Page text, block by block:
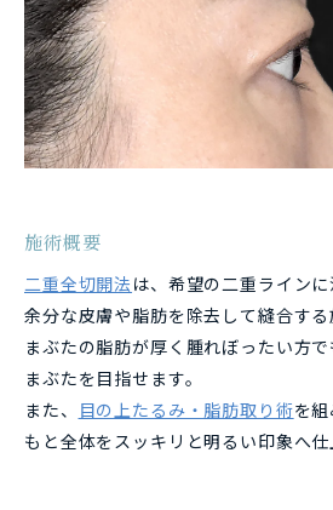
施術概要
二重全切開法 は、希望の二重ラインに
余分な皮膚や脂肪を除去して縫合する
まぶたの脂肪が厚く腫れぼったい方
まぶたを目指せます。
また、 目の上たるみ・脂肪取り術を
もと全体をスッキリと明るい印象へ仕